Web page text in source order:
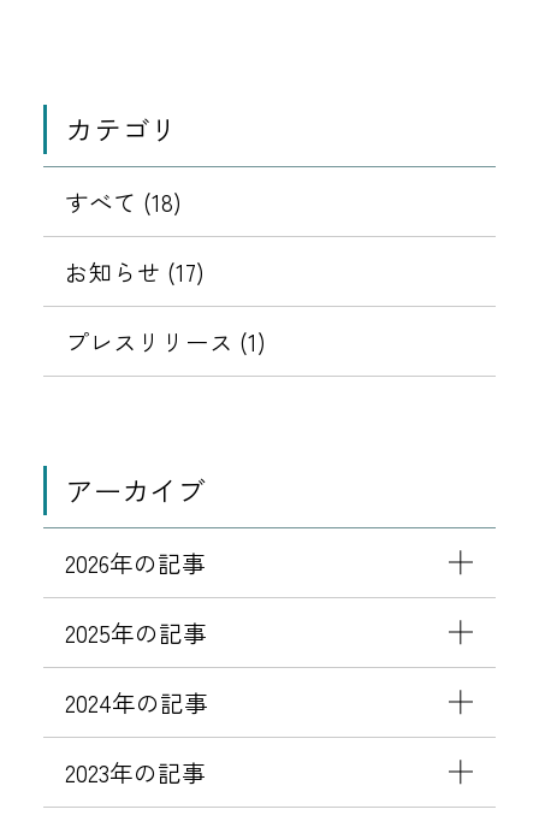
カテゴリ
すべて (18)
お知らせ (17)
プレスリリース (1)
アーカイブ
2026年の記事
2025年の記事
2024年の記事
2023年の記事